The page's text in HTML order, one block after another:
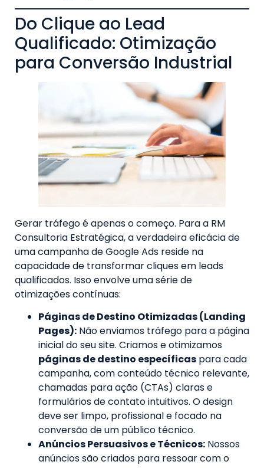
Do Clique ao Lead
Qualificado: Otimização
para Conversão Industrial
Gerar tráfego é apenas o começo. Para a RM
Consultoria Estratégica, a verdadeira eficácia de
uma campanha de Google Ads reside na
capacidade de transformar cliques em leads
qualificados. Isso envolve uma série de
otimizações contínuas:
Páginas de Destino Otimizadas (Landing
Pages): Não enviamos tráfego para a página
inicial do seu site. Criamos e otimizamos
páginas de destino específicas para cada
campanha, com conteúdo técnico relevante,
chamadas para ação (CTAs) claras e
formulários de contato intuitivos. O design
deve ser limpo, profissional e focado na
conversão de um público técnico.
Anúncios Persuasivos e Técnicos: Nossos
anúncios são criados para ressoar com o